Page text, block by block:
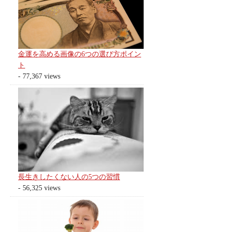
金運を高める画像の6つの選び方ポイン
ト
- 77,367 views
長生きしたくない人の5つの習慣
- 56,325 views